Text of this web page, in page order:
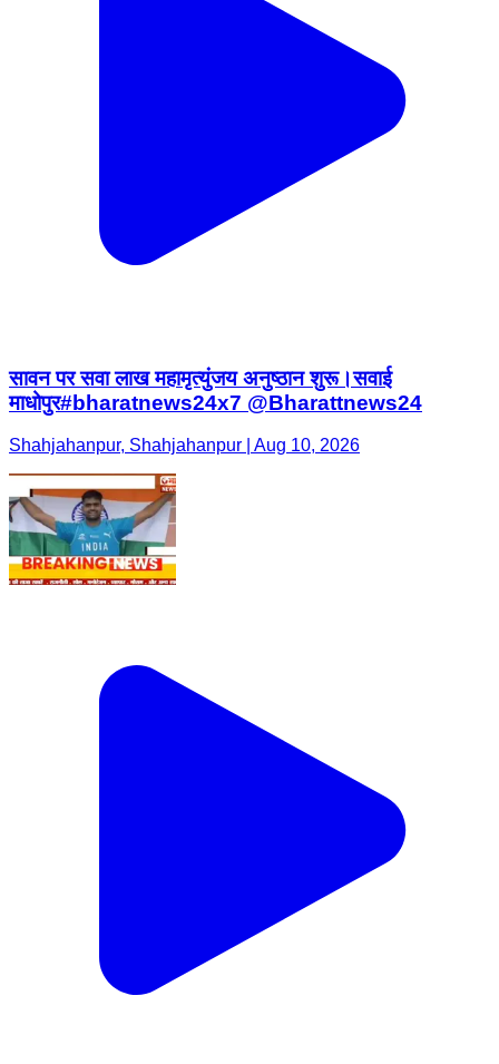
सावन पर सवा लाख महामृत्युंजय अनुष्ठान शुरू।सवाई
माधोपुर#bharatnews24x7 @Bharattnews24
Shahjahanpur, Shahjahanpur | Aug 10, 2026